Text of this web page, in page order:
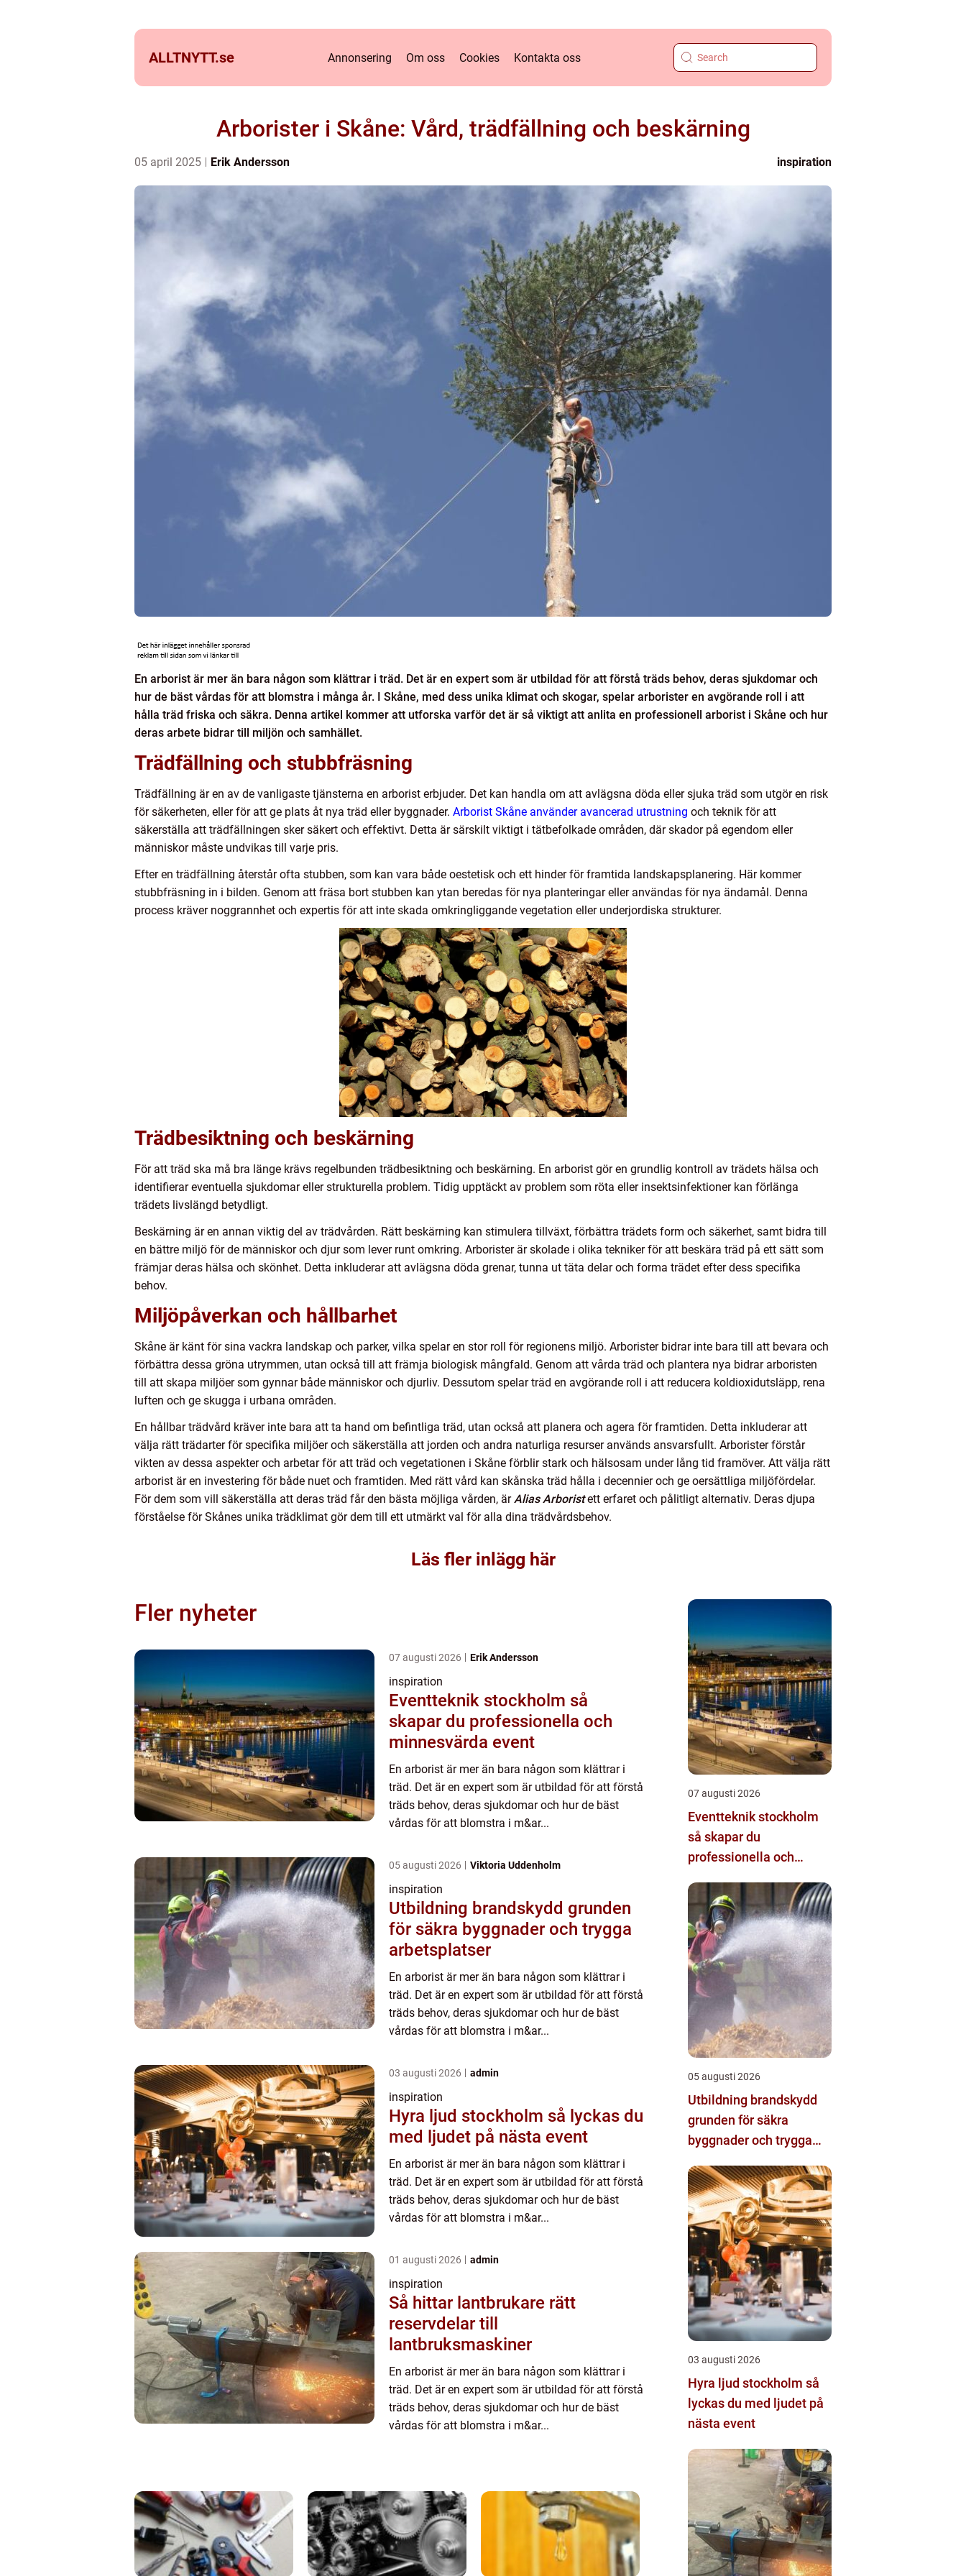
ALLTNYTT.se Annonsering Om oss Cookies Kontakta oss
Arborister i Skåne: Vård, trädfällning och beskärning
05 april 2025 Erik Andersson inspiration
En arborist är mer än bara någon som klättrar i träd. Det är en expert som är utbildad för att förstå träds behov, deras sjukdomar och
hur de bäst vårdas för att blomstra i många år. I Skåne, med dess unika klimat och skogar, spelar arborister en avgörande roll i att
hålla träd friska och säkra. Denna artikel kommer att utforska varför det är så viktigt att anlita en professionell arborist i Skåne och hur
deras arbete bidrar till miljön och samhället.
Trädfällning och stubbfräsning
Trädfällning är en av de vanligaste tjänsterna en arborist erbjuder. Det kan handla om att avlägsna döda eller sjuka träd som utgör en risk
för säkerheten, eller för att ge plats åt nya träd eller byggnader. Arborist Skåne använder avancerad utrustning och teknik för att
säkerställa att trädfällningen sker säkert och effektivt. Detta är särskilt viktigt i tätbefolkade områden, där skador på egendom eller
människor måste undvikas till varje pris.
Efter en trädfällning återstår ofta stubben, som kan vara både oestetisk och ett hinder för framtida landskapsplanering. Här kommer
stubbfräsning in i bilden. Genom att fräsa bort stubben kan ytan beredas för nya planteringar eller användas för nya ändamål. Denna
process kräver noggrannhet och expertis för att inte skada omkringliggande vegetation eller underjordiska strukturer.
Trädbesiktning och beskärning
För att träd ska må bra länge krävs regelbunden trädbesiktning och beskärning. En arborist gör en grundlig kontroll av trädets hälsa och
identifierar eventuella sjukdomar eller strukturella problem. Tidig upptäckt av problem som röta eller insektsinfektioner kan förlänga
trädets livslängd betydligt.
Beskärning är en annan viktig del av trädvården. Rätt beskärning kan stimulera tillväxt, förbättra trädets form och säkerhet, samt bidra till
en bättre miljö för de människor och djur som lever runt omkring. Arborister är skolade i olika tekniker för att beskära träd på ett sätt som
främjar deras hälsa och skönhet. Detta inkluderar att avlägsna döda grenar, tunna ut täta delar och forma trädet efter dess specifika
behov.
Miljöpåverkan och hållbarhet
Skåne är känt för sina vackra landskap och parker, vilka spelar en stor roll för regionens miljö. Arborister bidrar inte bara till att bevara och
förbättra dessa gröna utrymmen, utan också till att främja biologisk mångfald. Genom att vårda träd och plantera nya bidrar arboristen
till att skapa miljöer som gynnar både människor och djurliv. Dessutom spelar träd en avgörande roll i att reducera koldioxidutsläpp, rena
luften och ge skugga i urbana områden.
En hållbar trädvård kräver inte bara att ta hand om befintliga träd, utan också att planera och agera för framtiden. Detta inkluderar att
välja rätt trädarter för specifika miljöer och säkerställa att jorden och andra naturliga resurser används ansvarsfullt. Arborister förstår
vikten av dessa aspekter och arbetar för att träd och vegetationen i Skåne förblir stark och hälsosam under lång tid framöver. Att välja rätt
arborist är en investering för både nuet och framtiden. Med rätt vård kan skånska träd hålla i decennier och ge oersättliga miljöfördelar.
För dem som vill säkerställa att deras träd får den bästa möjliga vården, är Alias Arboristett erfaret och pålitligt alternativ. Deras djupa
förståelse för Skånes unika trädklimat gör dem till ett utmärkt val för alla dina trädvårdsbehov.
Läs fler inlägg här
Fler nyheter
07 augusti 2026 Erik Andersson
inspiration
Eventteknik stockholm så
skapar du professionella och
minnesvärda event
En arborist är mer än bara någon som klättrar i
träd. Det är en expert som är utbildad för att förstå
träds behov, deras sjukdomar och hur de bäst
vårdas för att blomstra i m&ar...
05 augusti 2026 Viktoria Uddenholm
inspiration
Utbildning brandskydd grunden
för säkra byggnader och trygga
arbetsplatser
En arborist är mer än bara någon som klättrar i
träd. Det är en expert som är utbildad för att förstå
träds behov, deras sjukdomar och hur de bäst
vårdas för att blomstra i m&ar...
03 augusti 2026 admin
inspiration
Hyra ljud stockholm så lyckas du
med ljudet på nästa event
En arborist är mer än bara någon som klättrar i
träd. Det är en expert som är utbildad för att förstå
träds behov, deras sjukdomar och hur de bäst
vårdas för att blomstra i m&ar...
01 augusti 2026 admin
inspiration
Så hittar lantbrukare rätt
reservdelar till
lantbruksmaskiner
En arborist är mer än bara någon som klättrar i
träd. Det är en expert som är utbildad för att förstå
träds behov, deras sjukdomar och hur de bäst
vårdas för att blomstra i m&ar...
07 augusti 2026
Eventteknik stockholm
så skapar du
professionella och
05 augusti 2026
Utbildning brandskydd
grunden för säkra
byggnader och trygga
03 augusti 2026
Hyra ljud stockholm så
lyckas du med ljudet på
nästa event